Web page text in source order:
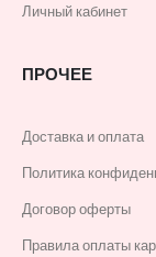
Личный кабинет
ПРОЧЕЕ
Доставка и оплата
Политика
Договор оферты
Правила оплаты